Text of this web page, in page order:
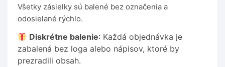
Všetky zásielky sú balené bez označenia a
odosielané rýchlo.
Diskrétne balenie: Každá objednávka je
zabalená bez loga alebo nápisov, ktoré by
prezradili obsah.